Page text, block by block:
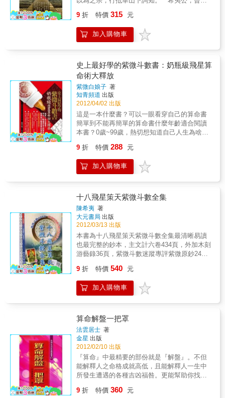
年，須弱冠態度老誠，遂進禮承出書，示予予
問之曰，希夷公紫微斗數集也，始觀排列星
辰，猶不省其奧窔，既讀其論論，則有道理玩
焉非心涵，造化能之乎星辰，至遠而指視之，
若運掌然非胸藏星，斗者能之乎，天位乎上地
位乎下，而人則藐然於中者，先生則以天合之
人，人合之天，即星辰之變化，而知人命之休
咎，是非學貫天人而一，之者又孰能之乎，猗
歟休哉先生，真高人也，神人也，不然胡為乎
而有是，高志又胡為乎，而有是神數也，予乃
捧持之，遍示天下俾世之人，知有命而順受之
可也，胡乃祖作之，而子秘之則繼述，之道安
在哉，請志予言，以弁是書之首，時陳子去希
六 時。
9 折 特價 315 元
加入購物車
史上最好學的紫微斗數書：奶瓶級飛星算
命術大釋放
紫微白娘子 著
知青頻道 出版
2012/04/02 出版
這是一本什麼書？可以一眼看穿自己的算命書
簡單到不能再簡單的算命書什麼年齡適合閱讀
本書？0歲~99歲，熱切想知道自己人生為啥這
了，您比我知道的還多了，就算坐著想也都想
通了。本書閱讀方法及閱讀後能達到的境界讀
書時，請一篇一篇對照自己命盤閱讀，讀後，
柳柳成蔭？什麼精英人才適合閱讀本書？想算
命，論壇到處求人，無人理睬的可憐寶寶。想
瞭解自己為什麼人生這麼苦又那麼不順的迷茫
寶寶。想知道自己為啥總辭職或總被辭退而變
得呆傻寶寶。想知道自己為啥無人愛或被愛的
太多的癡迷寶寶。想學斗數，總說自己沒時間
或者沒記性的懶寶寶。想學斗數，看不懂古書
或者讀不出字的笨寶寶。想學斗數，看不懂古
書或者讀不出字的笨寶寶。比如「癸」這個
形狀，在自己的命盤上能找到它就好。你要是
找茬遊戲玩得好，這個不算什麼吧！），在此
我無私的告訴你，它唸「ㄍㄨˇㄟ」三聲調，你
方法及閱讀後能達到的境界讀書時，請一篇一
篇對照自己命盤閱讀，讀後，你基本可以瞭解
自己活了這麼多年年歲歲了。為什麼有心栽花
花不開。為什麼無心插柳柳成蔭。本書要謝謝
師公梁若瑜，本書理論均為師公理論的奶瓶級
解釋。師父周星飛，免費網絡教學佈施了眾多
飛星小種子。偶就是其中一粒哦。
9 折 特價 288 元
加入購物車
十八飛星策天紫微斗數全集
陳希夷 著
大元書局 出版
2012/03/13 出版
本書為十八飛星策天紫微斗數全集最清晰易讀
也最完整的鈔本，主文計六卷434頁，外加木刻
游藝錄36頁，紫微斗數迷蹤專評紫微原鈔24
策天紫微斗數必備的工具書，編校者黃家騁特
別撰述陳希夷先生傳略、陳希夷論併及朱子二
三事、道家白玉蟾真人其人其書，本書且蒙道
9 折 特價 540 元
加入購物車
算命解盤一把罩
法雲居士 著
金星 出版
2012/02/10 出版
『算命』中最精要的部份就是『解盤』。不但
能解釋人之命格成就高低，且能解釋人一生中
所發生遭遇的各種吉凶福咎。更能幫助你找到
運用很多的人生智慧！也須要學習更多的命理
9 折 特價 360 元